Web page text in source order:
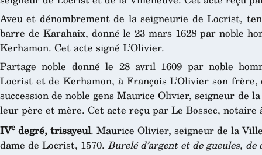
Aveu et dénombrement de la seigneurie de Locrist,
barre de Karahaix, donné le 23 mars 1628 par noble
Kerhamon. Cet acte signé L’Olivier.
Partage noble donné le 28 avril 1609 par noble
Locrist et de Kerhamon, à François L’Olivier son
succession de noble gens Maurice Olivier, seigneur de
leur père et mère. Cet acte reçu par Le Bossec, notaire
IVe degré, trisayeul. Maurice Olivier, seigneur de la
dame de Locrist, 1570. Burelé d’argent et de gueules, de